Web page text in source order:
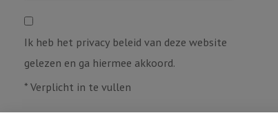
Ik heb het privacy beleid van deze website
gelezen en ga hiermee akkoord.
* Verplicht in te vullen